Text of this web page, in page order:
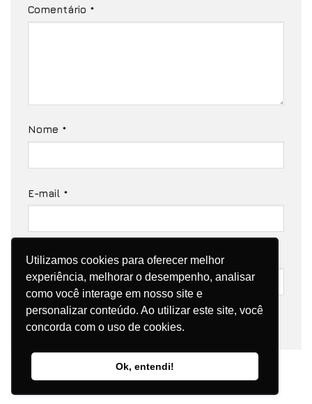
Utilizamos cookies para oferecer melhor
experiência, melhorar o desempenho, analisar
como você interage em nosso site e
personalizar conteúdo. Ao utilizar este site, você
concorda com o uso de cookies.
Ok, entendi!
Comentário *
Nome *
E-mail *
Site